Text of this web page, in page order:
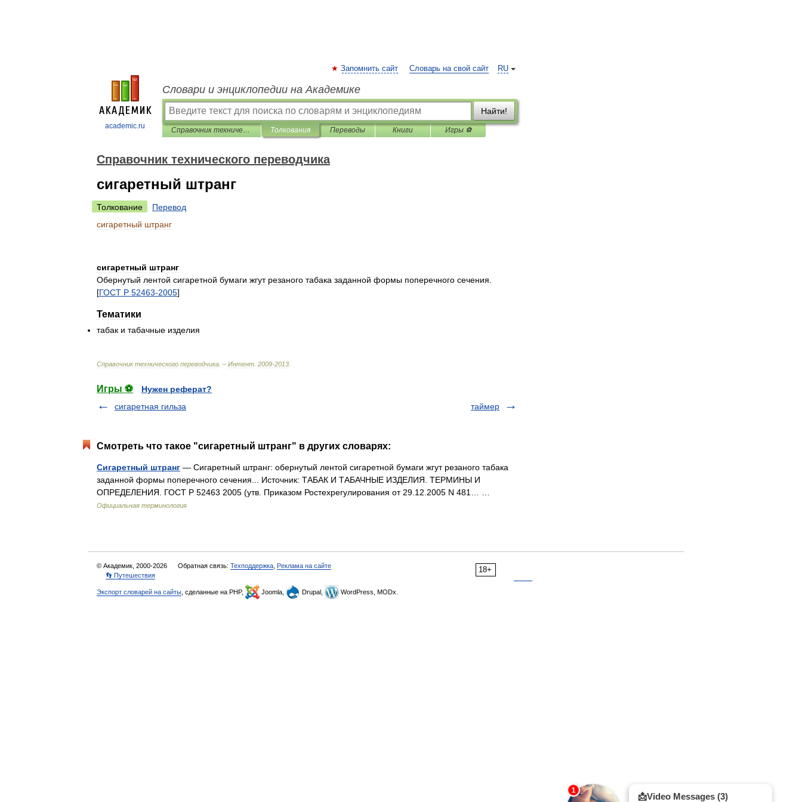
academic.ru
RU
Запомнить сайт Словарь на свой сайт
Словари и энциклопедии на Академике
Найти!
Справочник технического переводчика Толкования Переводы Книги Игры ⚽
Справочник технического переводчика
сигаретный штранг
Толкование
Перевод
сигаретный штранг
сигаретный штранг
Обернутый лентой сигаретной бумаги жгут резаного табака заданной формы поперечного сечения
[ГОСТ Р 52463-2005]
Тематики
табак и табачные изделия
Справочник технического переводчика . – Интент 2009-2013
Игры ⚽
Нужен реферат?
сигаретная гильза
таймер
Смотреть что такое "сигаретный штранг" в других словарях:
Сигаретный штранг — Сигаретный штранг: обернутый лентой сигаретной бумаги жгут резаного табака
заданной формы поперечного сечения... Источник: ТАБАК И ТАБАЧНЫЕ ИЗДЕЛИЯ. ТЕРМИНЫ И
ОПРЕДЕЛЕНИЯ. ГОСТ Р 52463 2005 (утв. Приказом Ростехрегулирования от 29.12.2005 N 481… …
Официальная терминология
18+
© Академик, 2000-2026 Обратная связь: Техподдержка Реклама на сайте
👣 Путешествия
Экспорт словарей на сайты , сделанные на PHP, Joomla, Drupal, WordPress, MODx.